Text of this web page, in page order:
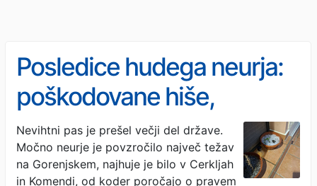
Posledice hudega neurja:
poškodovane hiše,
neprevozne ceste, vrtnin
ponekod ni več
Nevihtni pas je prešel večji del države.
Močno neurje je povzročilo največ težav
na Gorenjskem, najhuje je bilo v Cerkljah
in Komendi, od koder poročajo o pravem